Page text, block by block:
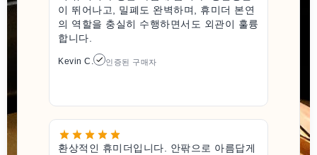
이 뛰어나고, 밀폐도 완벽하며, 휴미더 본연
의 역할을 충실히 수행하면서도 외관이 훌륭
합니다.
Kevin C. 인증된 구매자
환상적인 휴미더입니다. 안팎으로 아름답게